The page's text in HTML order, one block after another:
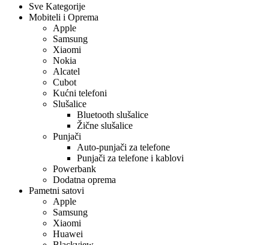
Sve Kategorije
Mobiteli i Oprema
Apple
Samsung
Xiaomi
Nokia
Alcatel
Cubot
Kućni telefoni
Slušalice
Bluetooth slušalice
Žične slušalice
Punjači
Auto-punjači za telefone
Punjači za telefone i kablovi
Powerbank
Dodatna oprema
Pametni satovi
Apple
Samsung
Xiaomi
Huawei